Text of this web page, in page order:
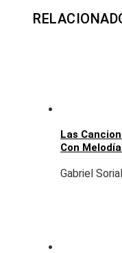
Las
Con
Gabriel Soria